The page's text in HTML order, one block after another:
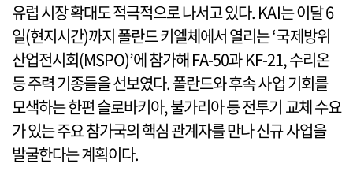
유럽 시장 확대도 적극적으로 나서고 있다. KAI는 이달 6
일(현지시간)까지 폴란드 키엘체에서 열리는 ‘국제방위
산업전시회(MSPO)’에 참가해 FA-50과 KF-21, 수리온
등 주력 기종들을 선보였다. 폴란드와 후속 사업 기회를
모색하는 한편 슬로바키아, 불가리아 등 전투기 교체 수요
가 있는 주요 참가국의 핵심 관계자를 만나 신규 사업을
발굴한다는 계획이다.